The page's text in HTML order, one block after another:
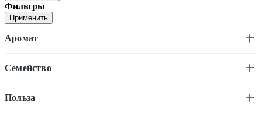
Фильтры
Применить
Аромат
Семейство
Польза